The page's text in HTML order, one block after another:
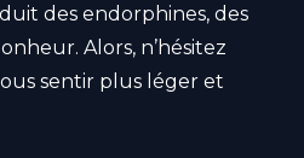
des endorphines, des
Alors, n’hésitez
sentir plus léger et